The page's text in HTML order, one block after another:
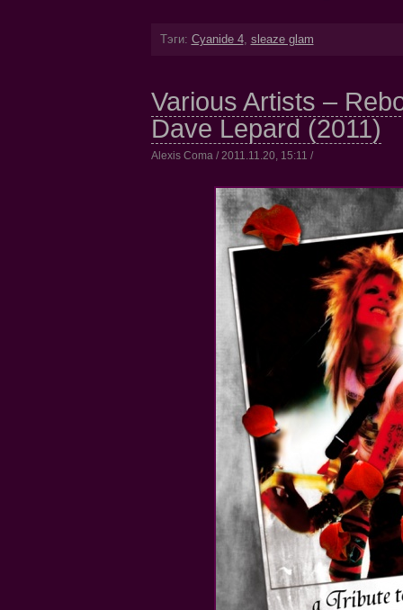
Тэги: Cyanide 4, sleaze glam
Various Artists –
Dave Lepard (2011)
Alexis Coma / 2011.11.20, 15:11 /